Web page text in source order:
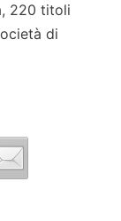
220 titoli
di